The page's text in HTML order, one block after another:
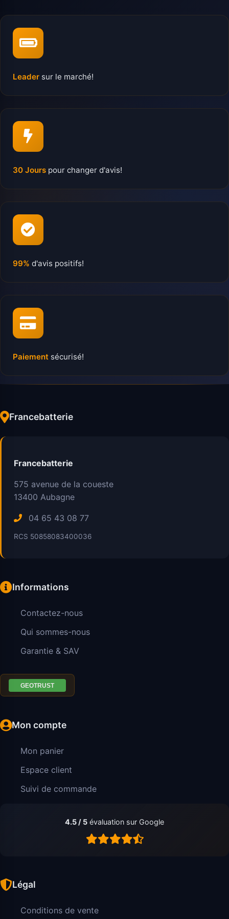
Leader sur le marché!
30 Jours pour changer d'avis!
99% d'avis positifs!
Paiement sécurisé!
Francebatterie
Francebatterie
575 avenue de la coueste
13400 Aubagne
04 65 43 08 77
RCS 50858083400036
Informations
Contactez-nous
Qui sommes-nous
Garantie & SAV
Mon compte
Mon panier
Espace client
Suivi de commande
4.5 / 5 évaluation sur Google
Légal
Conditions de vente